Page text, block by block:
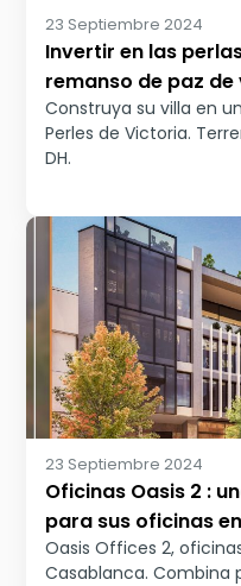
23 Septiembre 2024
Invertir en las
remanso de paz
en Bouskoura
Construya su villa en
Perles de Victoria.
DH.
23 Septiembre 2024
Oficinas Oasis 2 :
para sus oficinas
Oasis Offices 2,
Casablanca. Combina